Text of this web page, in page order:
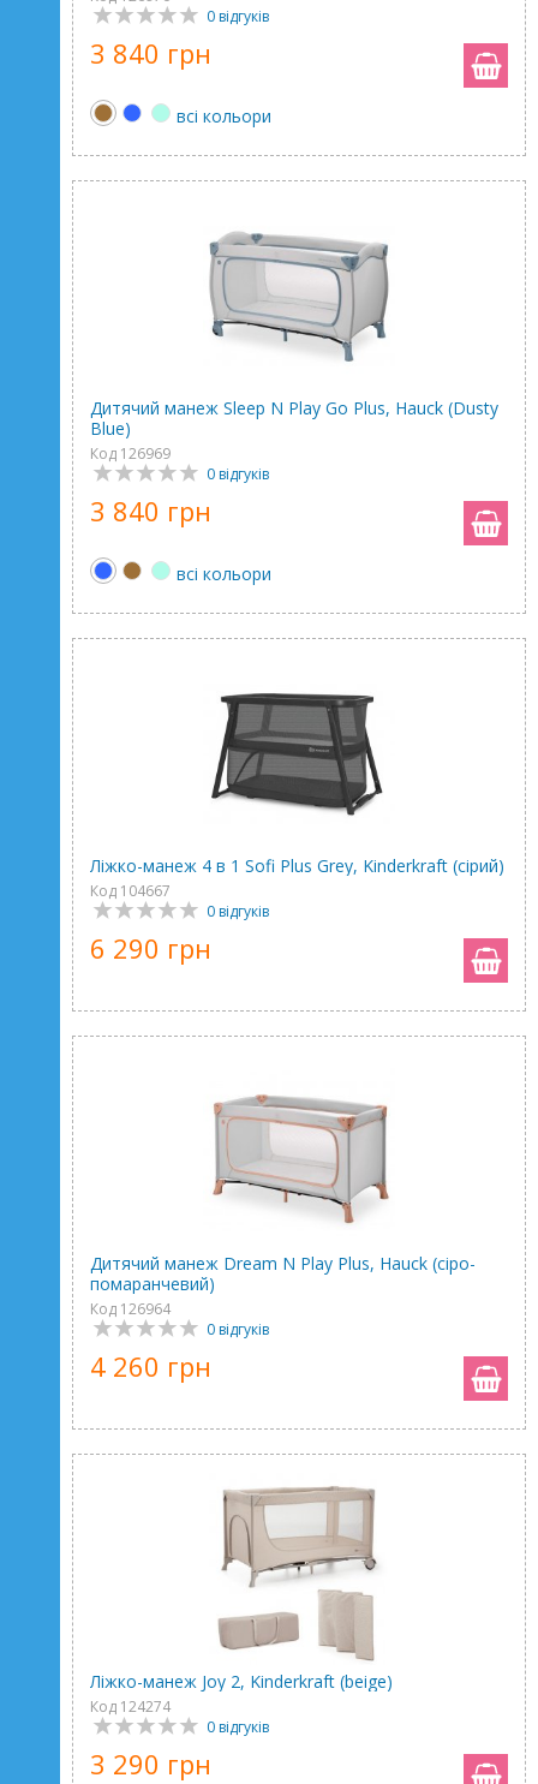
0 відгуків
3 840 грн
всі кольори
Дитячий манеж Sleep N Play Go Plus, Hauck (Dusty
Blue)
Код 126969
0 відгуків
3 840 грн
всі кольори
Ліжко-манеж 4 в 1 Sofi Plus Grey, Kinderkraft (сірий)
Код 104667
0 відгуків
6 290 грн
Дитячий манеж Dream N Play Plus, Hauck (сіро-
помаранчевий)
Код 126964
0 відгуків
4 260 грн
Ліжко-манеж Joy 2, Kinderkraft (beige)
Код 124274
0 відгуків
3 290 грн